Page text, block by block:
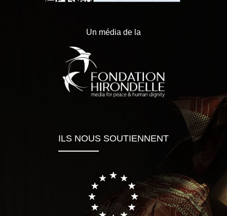
Un média de la
ILS NOUS SOUTIENNENT